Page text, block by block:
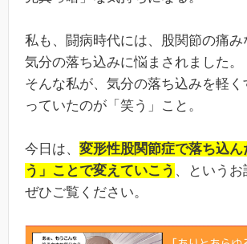
私も、闘病時代には、股関節の痛み
気分の落ち込みに悩まされました。
そんな私が、気分の落ち込みを軽
っていたのが「笑う」こと。
今日は、 変形性股関節症で落ち込
う」ことで変えていこう 、というお
ぜひご覧ください。